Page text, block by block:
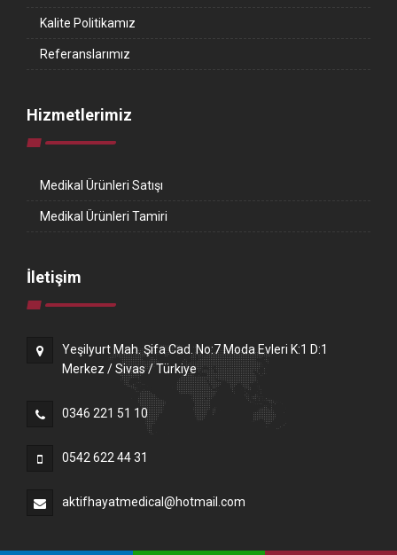
Kalite Politikamız
Referanslarımız
Hizmetlerimiz
Medikal Ürünleri Satışı
Medikal Ürünleri Tamiri
İletişim
Yeşilyurt Mah. Şifa Cad. No:7 Moda Evleri K:1 D:1
Merkez / Sivas / Türkiye
0346 221 51 10
0542 622 44 31
aktifhayatmedical@hotmail.com